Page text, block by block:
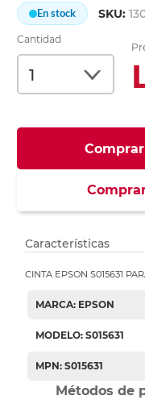
En stock SKU:
Cantidad
Características
CINTA EPSON S015631
MARCA: EPSON
MODELO: S015631
MPN: S015631
Métodos de